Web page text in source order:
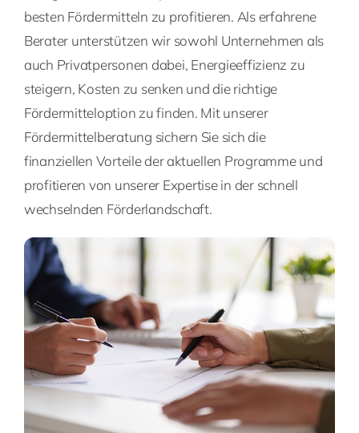
besten Fördermitteln zu profitieren. Als erfahrene
Berater unterstützen wir sowohl Unternehmen als
auch Privatpersonen dabei, Energieeffizienz zu
steigern, Kosten zu senken und die richtige
Fördermitteloption zu finden. Mit unserer
Fördermittelberatung sichern Sie sich die
finanziellen Vorteile der aktuellen Programme und
profitieren von unserer Expertise in der schnell
wechselnden Förderlandschaft.